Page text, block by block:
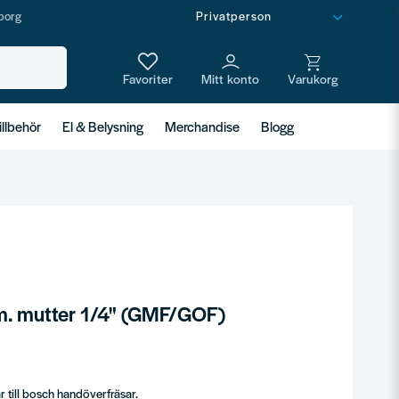
El & Belysning Merchandise Blogg
mutter 1/4" (GMF/GOF)
till bosch handöverfräsar.